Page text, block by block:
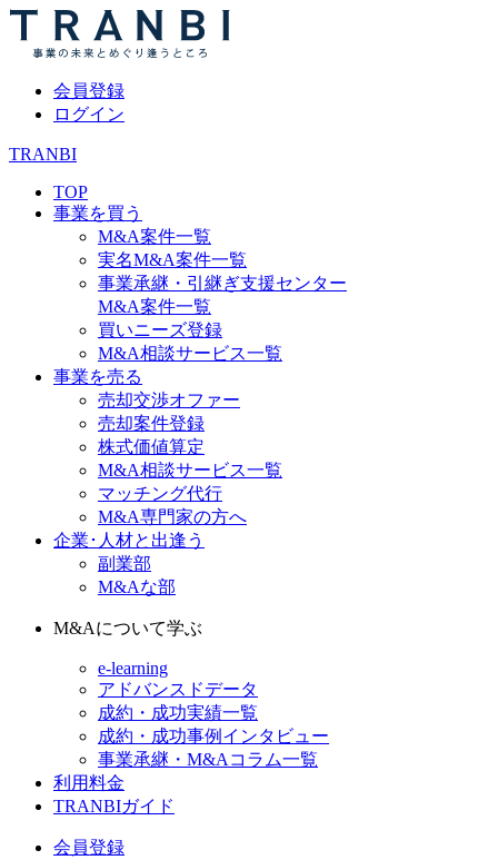
会員登録
ログイン
TRANBI
TOP
事業を買う
M&A案件一覧
実名M&A案件一覧
事業承継・引継ぎ支援センター
M&A案件一覧
買いニーズ登録
M&A相談サービス一覧
事業を売る
売却交渉オファー
売却案件登録
株式価値算定
M&A相談サービス一覧
マッチング代行
M&A専門家の方へ
企業･人材と出逢う
副業部
M&Aな部
M&Aについて学ぶ
e-learning
アドバンスドデータ
成約・成功実績一覧
成約・成功事例インタビュー
事業承継・M&Aコラム一覧
利用料金
TRANBIガイド
会員登録